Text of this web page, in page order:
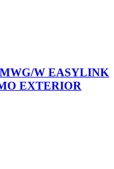
W EASYLINK
EXTERIOR